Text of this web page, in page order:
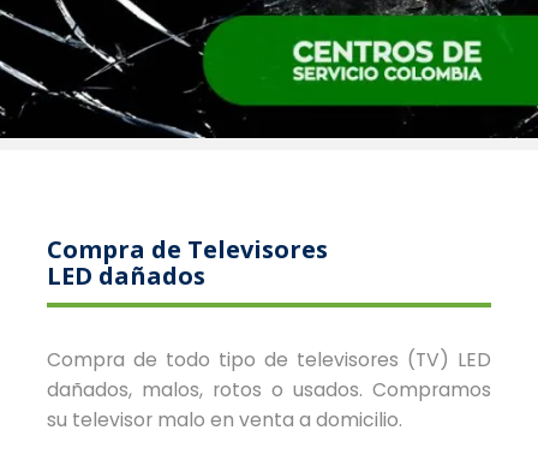
Compra de Televisores
LED dañados
Compra de todo tipo de televisores (TV) LED
dañados, malos, rotos o usados. Compramos
su televisor malo en venta a domicilio.